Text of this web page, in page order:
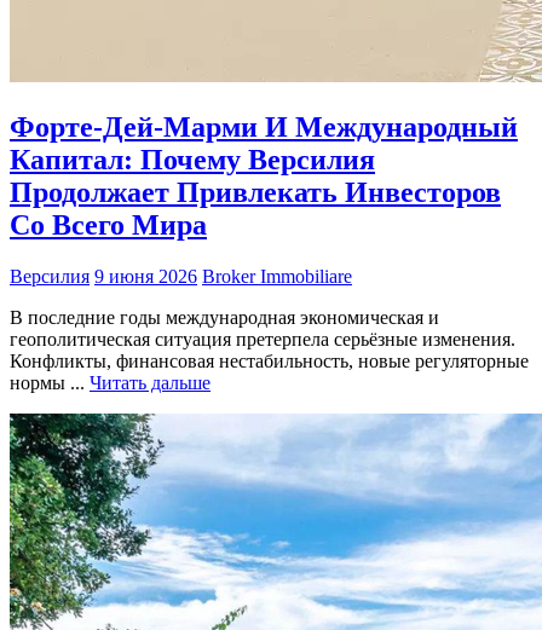
Форте-Дей-Марми И Международный
Капитал: Почему Версилия
Продолжает Привлекать Инвесторов
Со Всего Мира
Версилия 9 июня 2026 Broker Immobiliare
В последние годы международная экономическая и
геополитическая ситуация претерпела серьёзные изменения.
Конфликты, финансовая нестабильность, новые регуляторные
нормы ... Читать дальше